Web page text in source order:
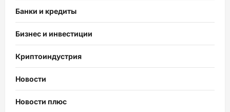
Банки и кредиты
Бизнес и инвестиции
Криптоиндустрия
Новости
Новости плюс